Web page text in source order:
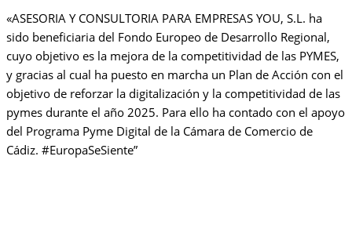
«ASESORIA Y CONSULTORIA PARA EMPRESAS YOU, S.L. ha
sido beneficiaria del Fondo Europeo de Desarrollo Regional,
cuyo objetivo es la mejora de la competitividad de las PYMES,
y gracias al cual ha puesto en marcha un Plan de Acción con el
objetivo de reforzar la digitalización y la competitividad de las
pymes durante el año 2025. Para ello ha contado con el apoyo
del Programa Pyme Digital de la Cámara de Comercio de
Cádiz. #EuropaSeSiente”